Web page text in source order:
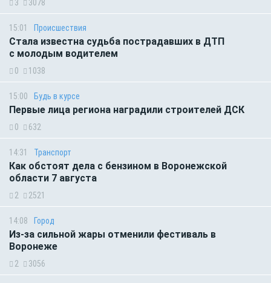
3 3078
15:01 Происшествия
Стала известна судьба пострадавших в ДТП
с молодым водителем
0 1038
15:00 Будь в курсе
Первые лица региона наградили строителей ДСК
0 632
14:31 Транспорт
Как обстоят дела с бензином в Воронежской
области 7 августа
2 2521
14:08 Город
Из-за сильной жары отменили фестиваль в
Воронеже
2 3056